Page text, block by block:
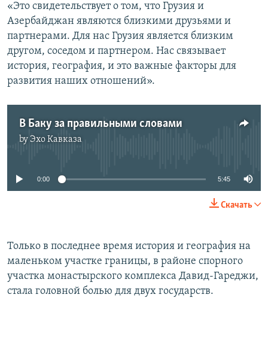
«Это свидетельствует о том, что Грузия и
Азербайджан являются близкими друзьями и
партнерами. Для нас Грузия является близким
другом, соседом и партнером. Нас связывает
история, география, и это важные факторы для
развития наших отношений».
В Баку за правильными словами
by Эхо Кавказа
0:00 5:45
Скачать
Только в последнее время история и география на
маленьком участке границы, в районе спорного
участка монастырского комплекса Давид-Гареджи,
стала головной болью для двух государств.